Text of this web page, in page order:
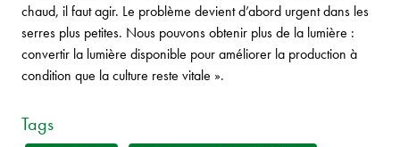
chaud, il faut agir. Le problème devient d’abord urgent dans les
serres plus petites. Nous pouvons obtenir plus de la lumière :
convertir la lumière disponible pour améliorer la production à
condition que la culture reste vitale ».
Tags